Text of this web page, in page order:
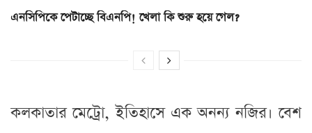
এনসিপিকে পেটাচ্ছে বিএনপি! খেলা কি শুরু হয়ে গেল?
কলকাতার মেট্রো, ইতিহাসে এক অনন্য নজির। বেশ